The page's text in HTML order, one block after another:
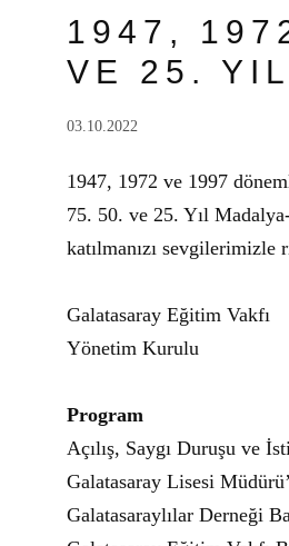
1947,
VE 25. YIL
03.10.2022
1947, 1972 ve 1997
75. 50. ve 25. Yıl
katılmanızı sevgilerimizle
Galatasaray Eğitim Vakfı
Yönetim Kurulu
Program
Açılış, Saygı Duruşu ve
Galatasaray Lisesi
Galatasaraylılar Derneği